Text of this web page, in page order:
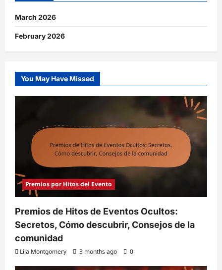
March 2026
February 2026
You May Have Missed
Premios por Hitos del Evento
Premios de Hitos de Eventos Ocultos:
Secretos, Cómo descubrir, Consejos de la
comunidad
Lila Montgomery 3 months ago 0